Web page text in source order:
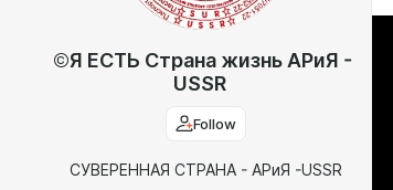
©Я ЕСТЬ Страна жизнь АРиЯ -
USSR
Follow
СУВЕРЕННАЯ СТРАНА - АРиЯ -USSR